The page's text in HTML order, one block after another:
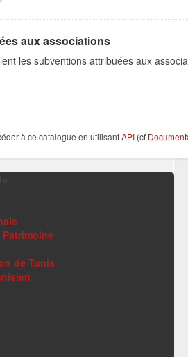
aux associations
les subventions attribuées aux
à ce catalogue en utilisantAPI (cf
de Tunis